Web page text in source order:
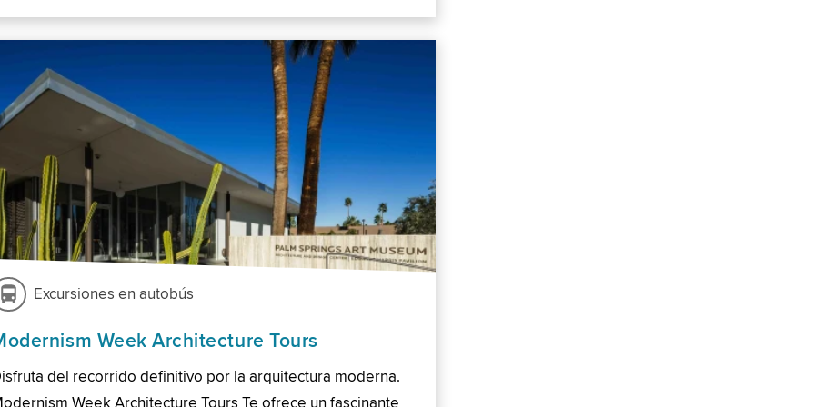
Excursiones en autobús
Week Architecture Tours
del recorrido definitivo por la arquitectura moderna.
Week Architecture Tours Te ofrece un fascinante